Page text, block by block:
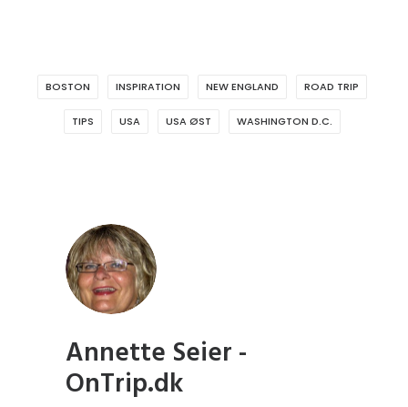
BOSTON INSPIRATION NEW ENGLAND ROAD TRIP
TIPS USA USA ØST WASHINGTON D.C.
Annette Seier -
OnTrip.dk